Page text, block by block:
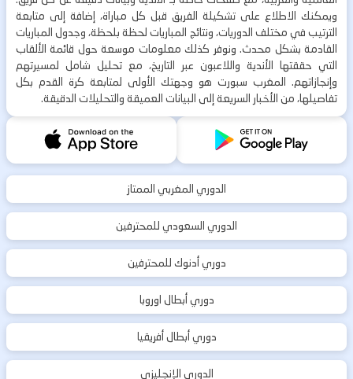
ويمكنك الاطلاع على تشكيلة الفريق قبل كل مباراة، إضافة إلى متابعة
الترتيب في مختلف الدوريات، ونتائج المباريات لحظة بلحظة، وجدول المباريات
القادمة بشكل محدث. ونوفر كذلك معلومات موسعة حول قائمة الألقاب
التي حققتها الأندية واللاعبون عبر التاريخ، مع تحليل شامل لمسيرتهم
وإنجازاتهم. المغرب سبورت هو وجهتك الأولى لمتابعة كرة القدم بكل
تفاصيلها، من الأخبار السريعة إلى البيانات العميقة والتحليلات الدقيقة.
الدوري المغربي الممتاز
الدوري السعودي للمحترفين
دوري أدنوك للمحترفين
دوري أبطال اوروبا
دوري أبطال أفريقيا
الدوري الإنجليزي